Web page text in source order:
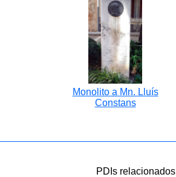
Monolito a Mn. Lluís
Constans
PDIs relacionados